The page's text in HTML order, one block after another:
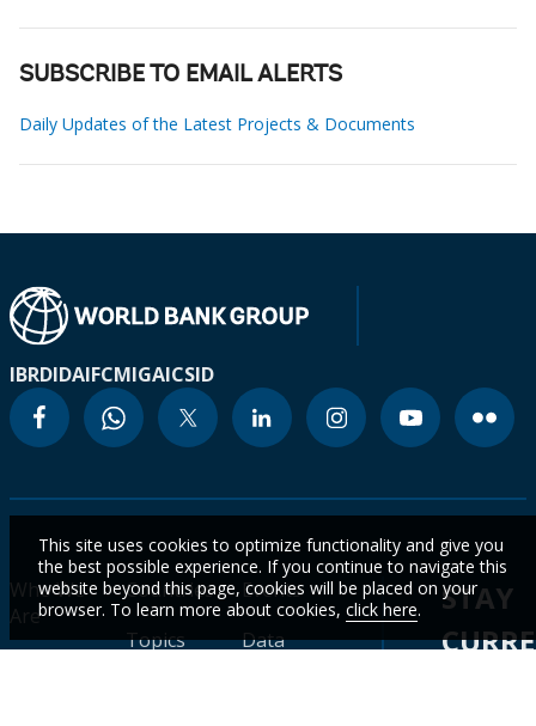
SUBSCRIBE TO EMAIL ALERTS
Daily Updates of the Latest Projects & Documents
IBRDIDAIFCMIGAICSID
Who We
Are
Countries
Topics
Events
Data
STAY
This site uses cookies to optimize functionality and give you
the best possible experience. If you continue to navigate this
website beyond this page, cookies will be placed on your
browser. To learn more about cookies, click here.